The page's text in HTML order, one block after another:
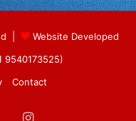
|
Website Developed
9540173525)
Contact
YouTubeInstagram